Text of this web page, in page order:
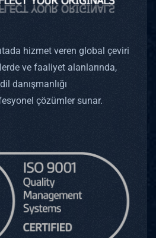
hizmet veren global çeviri
ve faaliyet alanlarında,
danışmanlığı
çözümler sunar.